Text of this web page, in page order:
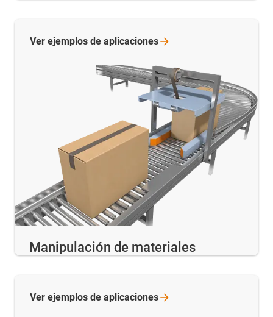
Manipulación de materiales
Ver ejemplos de aplicaciones
Ver ejemplos de aplicaciones